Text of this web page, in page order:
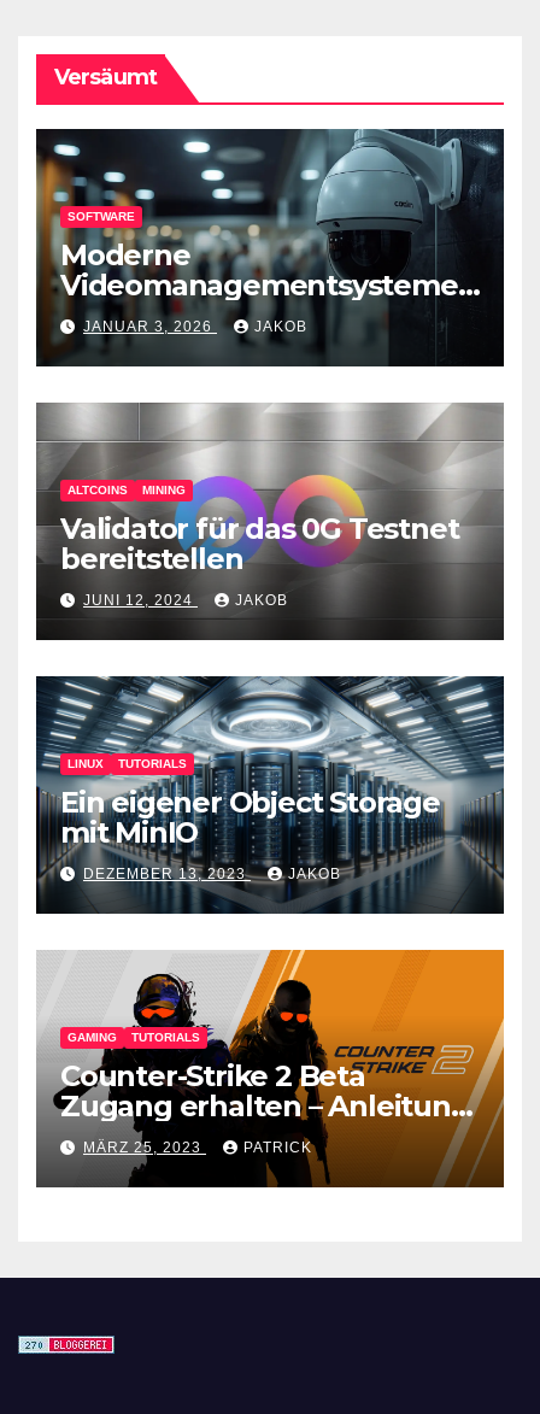
Versäumt
SOFTWARE
Moderne
Videomanagementsysteme
(VMS) – mehr als nur
Überwachungswerkzeuge
JANUAR 3, 2026 JAKOB
ALTCOINS MINING
Validator für das 0G Testnet
bereitstellen
JUNI 12, 2024 JAKOB
LINUX TUTORIALS
Ein eigener Object Storage
mit MinIO
DEZEMBER 13, 2023 JAKOB
GAMING TUTORIALS
Counter-Strike 2 Beta
Zugang erhalten – Anleitung
für den CS GO Nachfolger
MÄRZ 25, 2023 PATRICK